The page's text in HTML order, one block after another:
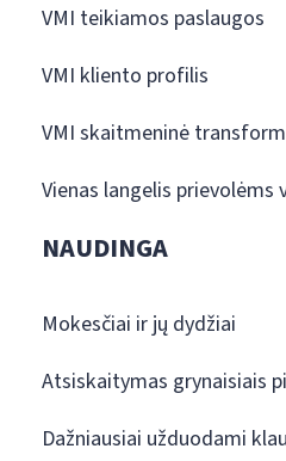
VMI teikiamos paslaugos
VMI kliento profilis
VMI skaitmeninė
Vienas langelis
NAUDINGA
Mokesčiai ir jų dydžiai
Atsiskaitymas grynaisiais
Dažniausiai užduodami